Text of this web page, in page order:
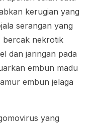
kerugian yang
serangan yang
bercak nekrotik
dan jaringan pada
embun madu
embun jelaga
yang